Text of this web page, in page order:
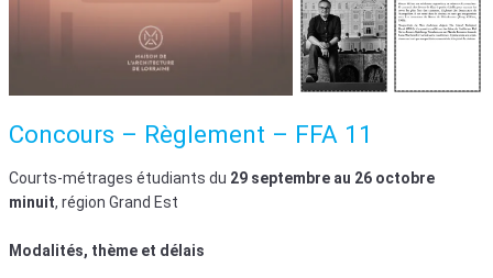
Concours – Règlement – FFA 11
Courts-métrages étudiants du 29 septembre au 26 octobre
minuit, région Grand Est
Modalités, thème et délais